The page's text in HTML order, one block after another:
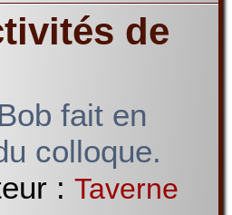
de
fait en
colloque.
: Taverne